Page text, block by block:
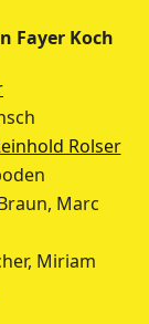
Fayer Koch
Rolser
Marc
Miriam